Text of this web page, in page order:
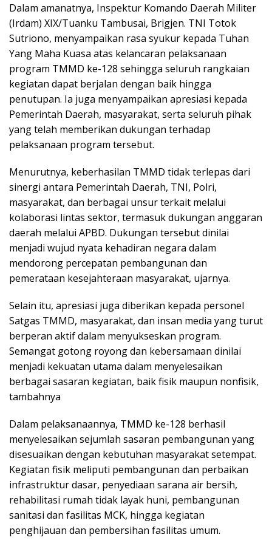
Dalam amanatnya, Inspektur Komando Daerah Militer
(Irdam) XIX/Tuanku Tambusai, Brigjen. TNI Totok
Sutriono, menyampaikan rasa syukur kepada Tuhan
Yang Maha Kuasa atas kelancaran pelaksanaan
program TMMD ke-128 sehingga seluruh rangkaian
kegiatan dapat berjalan dengan baik hingga
penutupan. Ia juga menyampaikan apresiasi kepada
Pemerintah Daerah, masyarakat, serta seluruh pihak
yang telah memberikan dukungan terhadap
pelaksanaan program tersebut.
Menurutnya, keberhasilan TMMD tidak terlepas dari
sinergi antara Pemerintah Daerah, TNI, Polri,
masyarakat, dan berbagai unsur terkait melalui
kolaborasi lintas sektor, termasuk dukungan anggaran
daerah melalui APBD. Dukungan tersebut dinilai
menjadi wujud nyata kehadiran negara dalam
mendorong percepatan pembangunan dan
pemerataan kesejahteraan masyarakat, ujarnya.
Selain itu, apresiasi juga diberikan kepada personel
Satgas TMMD, masyarakat, dan insan media yang turut
berperan aktif dalam menyukseskan program.
Semangat gotong royong dan kebersamaan dinilai
menjadi kekuatan utama dalam menyelesaikan
berbagai sasaran kegiatan, baik fisik maupun nonfisik,
tambahnya
Dalam pelaksanaannya, TMMD ke-128 berhasil
menyelesaikan sejumlah sasaran pembangunan yang
disesuaikan dengan kebutuhan masyarakat setempat.
Kegiatan fisik meliputi pembangunan dan perbaikan
infrastruktur dasar, penyediaan sarana air bersih,
rehabilitasi rumah tidak layak huni, pembangunan
sanitasi dan fasilitas MCK, hingga kegiatan
penghijauan dan pembersihan fasilitas umum.